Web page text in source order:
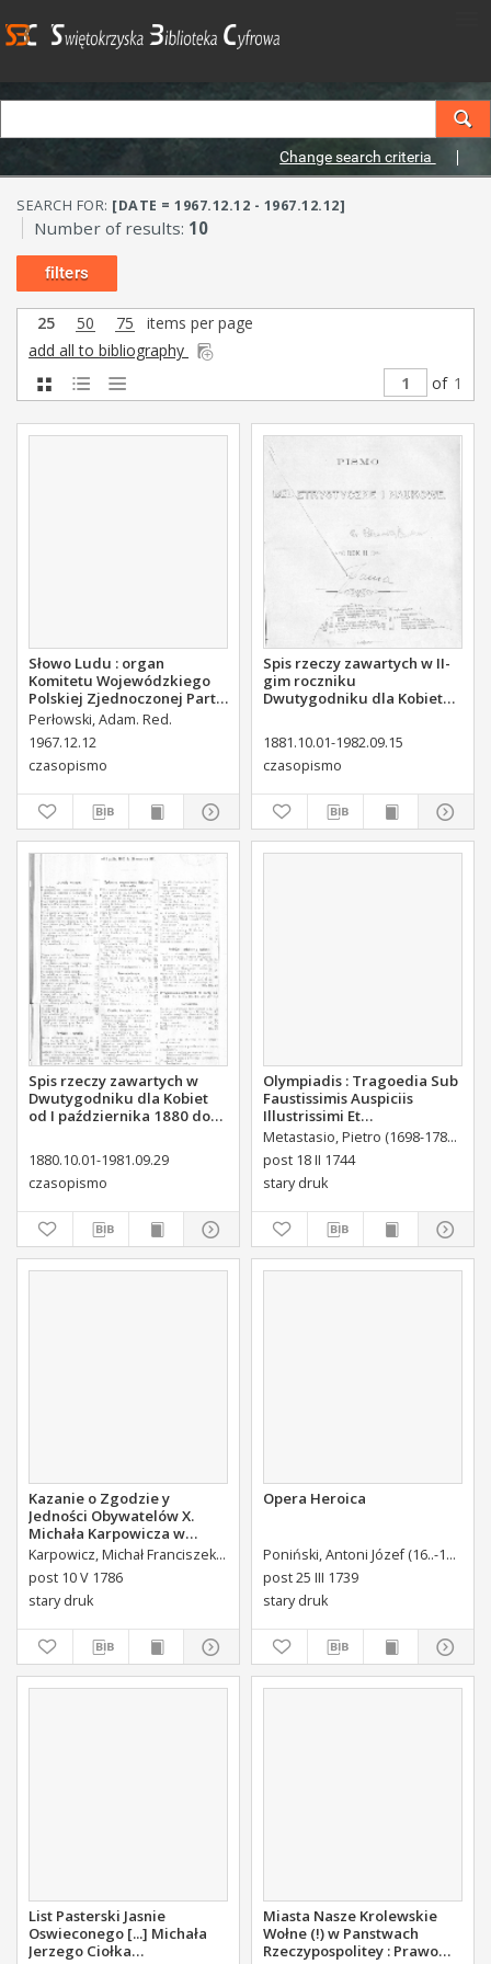
Change search criteria
SEARCH FOR: [DATE = 1967.12.12 - 1967.12.12]
Number of results: 10
filters
25 50 75
items per page
add all to bibliography
of 1
Słowo Ludu : organ
Komitetu Wojewódzkiego
Polskiej Zjednoczonej Partii
Robotniczej, 1967, R.19, nr
346
Perłowski, Adam. Red.
1967.12.12
czasopismo
Spis rzeczy zawartych w II-
gim roczniku
Dwutygodniku dla Kobiet
15. września 1882
1881.10.01-1982.09.15
czasopismo
Spis rzeczy zawartych w
Dwutygodniku dla Kobiet
od I października 1880 do
1880.10.01-1981.09.29
czasopismo
Olympiadis : Tragoedia Sub
Faustissimis Auspiciis
Illustrissimi Et
Eccellentissimi Comitis De
Brühl Liberi Baronis de
Forste & de Pfoerthen [...]
Metastasio, Pietro (1698-1782)
post 18 II 1744
stary druk
Kazanie o Zgodzie y
Jedności Obywatelów X.
Michała Karpowicza w
Uroczystosc Imienin [...]
Stanisława Augusta Krola
Miane [...].
Karpowicz, Michał Franciszek (1744-1803)
post 10 V 1786
stary druk
Opera Heroica
Poniński, Antoni Józef (16..-1742).
post 25 III 1739
stary druk
List Pasterski Jasnie
Oswieconego [...] Michała
Jerzego Ciołka
Miasta Nasze Krolewskie
Wołne (!) w Panstwach
Rzeczypospolitey : Prawo